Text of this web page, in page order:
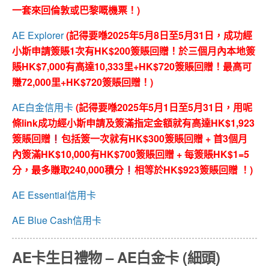
一套來回倫敦或巴黎嘅機票！)
AE Explorer(記得要喺2025年5月8日至5月31日， 成功經
小斯申請簽賬1次有HK$200簽賬回贈！於三個月內本地簽
賬HK$7,000有高達10,333里+HK$720簽賬回贈！最高可
賺72,000里+HK$720簽賬回贈！ )
AE白金信用卡(記得要喺2025年5月1日至5月31日，用呢
條link成功經小斯申請及簽滿指定金額就有高達HK$1,923
簽賬回贈
包括簽一次就有HK$300簽賬回贈 + 首3個月
內簽滿HK$10,000有HK$700簽賬回贈 + 每簽賬HK$1=5
分，最多賺取240,000積分
相等於HK$923簽賬回贈 ！)
AE Essential信用卡
AE Blue Cash信用卡
AE卡生日禮物 – AE白金卡 (細頭)